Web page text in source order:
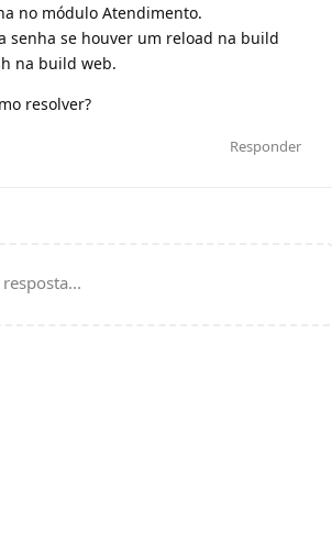
no módulo Atendimento.
senha se houver um reload na build
na build web.
resolver?
Responder